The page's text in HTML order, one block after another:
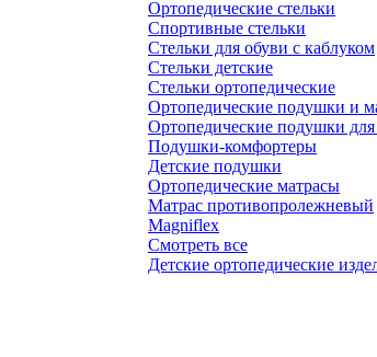
Ортопедические стельки
Спортивные стельки
Стельки для обуви с каблуком
Стельки детские
Стельки ортопедические
Ортопедические подушки и
Ортопедические подушки для
Подушки-комфортеры
Детские подушки
Ортопедические матрасы
Матрас противопролежневый
Magniflex
Смотреть все
Детские ортопедические